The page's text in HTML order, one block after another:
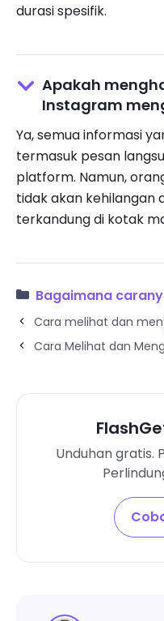
durasi spesifik.
Apakah
Instagram
Ya, semua informasi
termasuk pesan
platform. Namun,
tidak akan kehilangan
terkandung di kotak
Bagaimana
Cara melihat dan
Cara Melihat dan
Unduhan gratis.